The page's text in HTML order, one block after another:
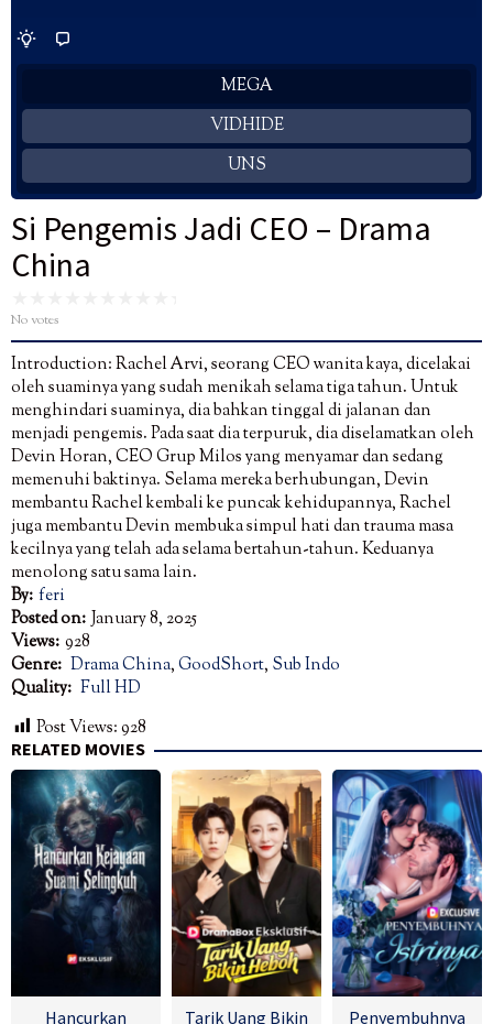
MEGA
VIDHIDE
UNS
Si Pengemis Jadi CEO – Drama
China
No votes
Introduction: Rachel Arvi, seorang CEO wanita kaya, dicelakai
oleh suaminya yang sudah menikah selama tiga tahun. Untuk
menghindari suaminya, dia bahkan tinggal di jalanan dan
menjadi pengemis. Pada saat dia terpuruk, dia diselamatkan oleh
Devin Horan, CEO Grup Milos yang menyamar dan sedang
memenuhi baktinya. Selama mereka berhubungan, Devin
membantu Rachel kembali ke puncak kehidupannya, Rachel
juga membantu Devin membuka simpul hati dan trauma masa
kecilnya yang telah ada selama bertahun-tahun. Keduanya
menolong satu sama lain.
By: feri
Posted on: January 8, 2025
Views: 928
Genre: Drama China,GoodShort, Sub Indo
Quality: Full HD
Post Views:928
RELATED MOVIES
Hancurkan
Tarik Uang Bikin
Penyembuhnya